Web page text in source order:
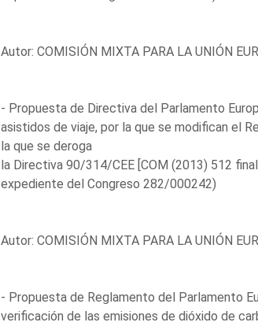
Autor: COMISIÓN MIXTA PARA LA UNIÓN
- Propuesta de Directiva del Parlamento
asistidos de viaje, por la que se modifican el
la que se deroga
la Directiva 90/314/CEE [COM (2013) 512
expediente del Congreso 282/000242)
Autor: COMISIÓN MIXTA PARA LA UNIÓN
- Propuesta de Reglamento del Parlamento
verificación de las emisiones de dióxido de